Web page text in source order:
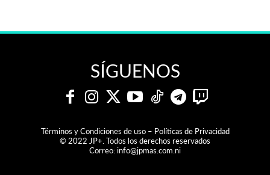
SÍGUENOS
Términos y Condiciones de uso – Políticas de Privacidad
© 2022 JP+. Todos los derechos reservados
Correo:info@jpmas.com.ni